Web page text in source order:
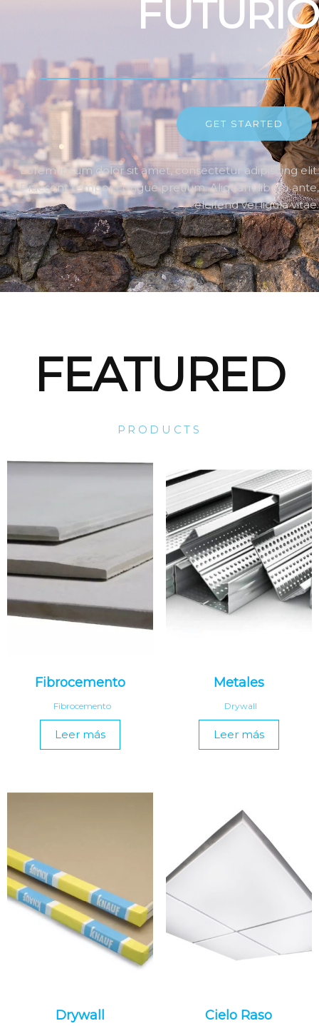
FUTURIO
GET STARTED
Lorem ipsum dolor sit amet, consectetur adipiscing elit.
Praesent tempor congue pretium. Aliquam libero ante,
eleifend vel ligula vitae.
FEATURED
PRODUCTS
Fibrocemento
Fibrocemento
Leer más
Metales
Drywall
Leer más
Drywall Cielo Raso